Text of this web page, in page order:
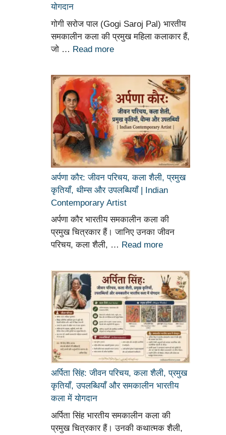
योगदान
गोगी सरोज पाल (Gogi Saroj Pal) भारतीय
समकालीन कला की प्रमुख महिला कलाकार हैं,
जो … Read more
अर्पणा कौर: जीवन परिचय, कला शैली, प्रमुख
कृतियाँ, थीम्स और उपलब्धियाँ | Indian
Contemporary Artist
अर्पणा कौर भारतीय समकालीन कला की
प्रमुख चित्रकार हैं। जानिए उनका जीवन
परिचय, कला शैली, … Read more
अर्पिता सिंह: जीवन परिचय, कला शैली, प्रमुख
कृतियाँ, उपलब्धियाँ और समकालीन भारतीय
कला में योगदान
अर्पिता सिंह भारतीय समकालीन कला की
प्रमुख चित्रकार हैं। उनकी कथात्मक शैली,